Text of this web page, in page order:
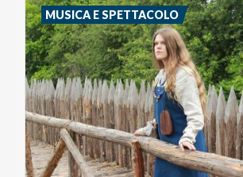
MUSICA E SPETTACOLO